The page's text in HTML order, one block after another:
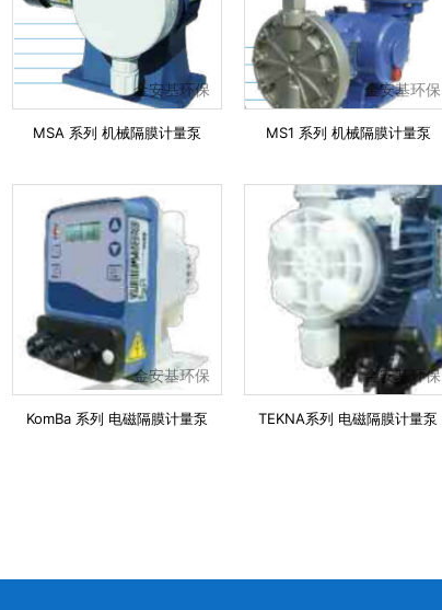
金安基环保
MSA 系列 机械隔膜计量泵
金安基环保
MS1 系列 机械隔膜计量泵
金安基环保
KomBa 系列 电磁隔膜计量泵
金安基环保
TEKNA系列 电磁隔膜计量泵